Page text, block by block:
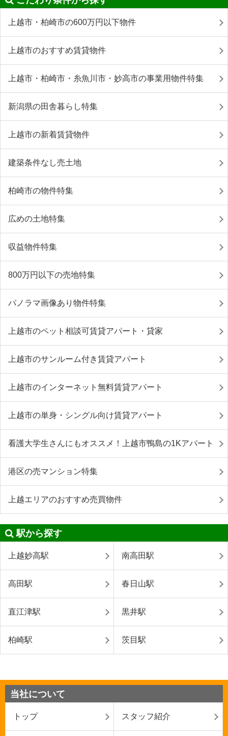
上越市・柏崎市の600万円以下物件
上越市のおすすめ賃貸物件
上越市・柏崎市・糸魚川市・妙高市の事業用物件特集
新潟県の田舎暮らし特集
上越市の新着賃貸物件
建築条件なし売土地
柏崎市の物件特集
広めの土地特集
収益物件特集
800万円以下の売地特集
パノラマ画像あり物件特集
上越市のペット相談可賃貸アパート・貸家
上越市のサンルーム付き賃貸アパート
上越市のインターネット無料賃貸アパート
上越市の単身・シングル向け賃貸アパート
看護大学生さんにもオススメ！上越市鴨島の1Kアパート
港区の売マンション特集
上越エリアのおすすめ売買物件
駅から探す
上越妙高駅 南高田駅
高田駅 春日山駅
直江津駅 黒井駅
柏崎駅 茨目駅
当社について
トップ スタッフ紹介